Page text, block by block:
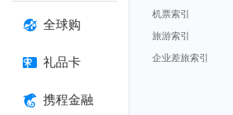
全球购
礼品卡
携程金融
机票索引
旅游索引
企业差旅索引